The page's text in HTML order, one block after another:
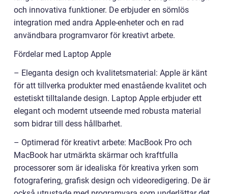
och innovativa funktioner. De erbjuder en sömlös
integration med andra Apple-enheter och en rad
användbara programvaror för kreativt arbete.
Fördelar med Laptop Apple
– Eleganta design och kvalitetsmaterial: Apple är känt
för att tillverka produkter med enastående kvalitet och
estetiskt tilltalande design. Laptop Apple erbjuder ett
elegant och modernt utseende med robusta material
som bidrar till dess hållbarhet.
– Optimerad för kreativt arbete: MacBook Pro och
MacBook har utmärkta skärmar och kraftfulla
processorer som är idealiska för kreativa yrken som
fotografering, grafisk design och videoredigering. De är